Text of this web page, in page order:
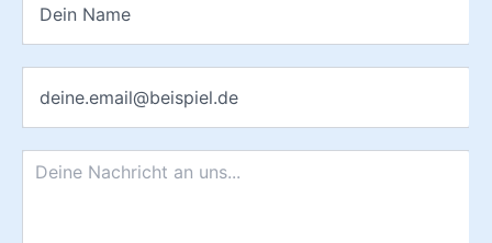
Nachricht*